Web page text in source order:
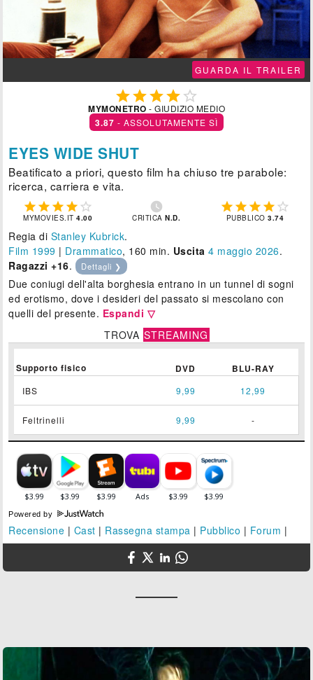
GUARDA IL TRAILER
 
MYMONETRO - GIUDIZIO MEDIO
3.87 - ASSOLUTAMENTE SÌ
EYES WIDE SHUT
Beatificato a priori, questo film ha chiuso tre parabole:
ricerca, carriera e vita.
    
MYMOVIES.IT4.00

CRITICAN.D.
    
PUBBLICO3.74
Regia di Stanley Kubrick.
Film 1999 | Drammatico, 160 min. Uscita 4 maggio 2026.
Ragazzi +16. Dettagli ❯
Due coniugi dell'alta borghesia entrano in un tunnel di sogni
ed erotismo, dove i desideri del passato si mescolano con
quelli del presente. Espandi ▽
TROVA STREAMING
Supporto fisico DVD BLU-RAY
IBS 9,99 12,99
Feltrinelli 9,99 -
Powered by
Recensione | Cast | Rassegna stampa | Pubblico | Forum |